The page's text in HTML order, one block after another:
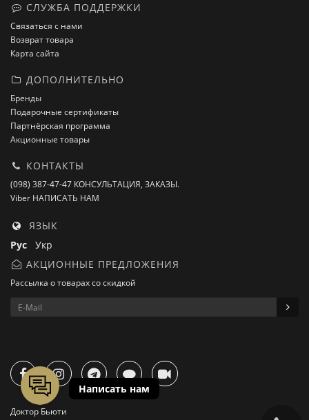
СЛУЖБА ПОДДЕРЖКИ
Связаться с нами
Возврат товара
Карта сайта
ДОПОЛНИТЕЛЬНО
Бренды
Подарочные сертификаты
Партнёрская программа
Акционные товары
КОНТАКТЫ
(098) 387-47-47 КОНСУЛЬТАЦИЯ, ЗАКАЗЫ.
Viber НАПИСАТЬ НАМ
ЯЗЫК
Рус Укр
АКЦИОННЫЕ ПРЕДЛОЖЕНИЯ
Рассылка о товарах со скидкой
Доктор Бьюти